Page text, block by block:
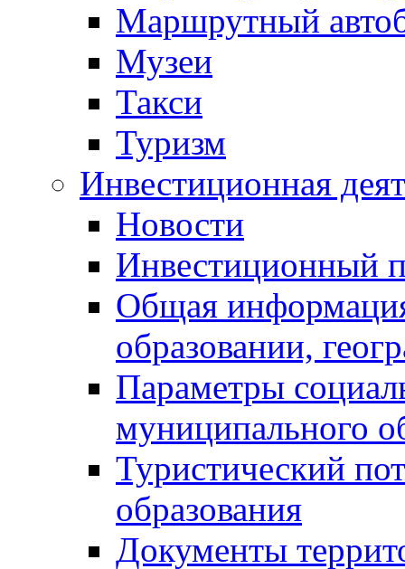
Маршрутный
Музеи
Такси
Туризм
Инвестиционная
Новости
Инвестиционный
Общая
образовании,
Параметры
муниципального
Туристический
образования
Документы